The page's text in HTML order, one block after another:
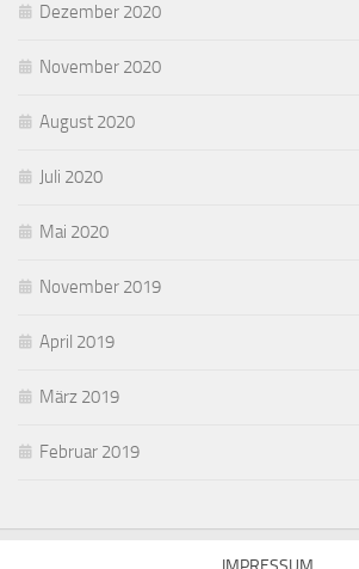
Dezember 2020
November 2020
August 2020
Juli 2020
Mai 2020
November 2019
April 2019
März 2019
Februar 2019